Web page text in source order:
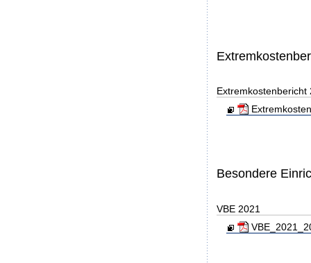
Extremkostenbericht
Besondere
VBE 2021